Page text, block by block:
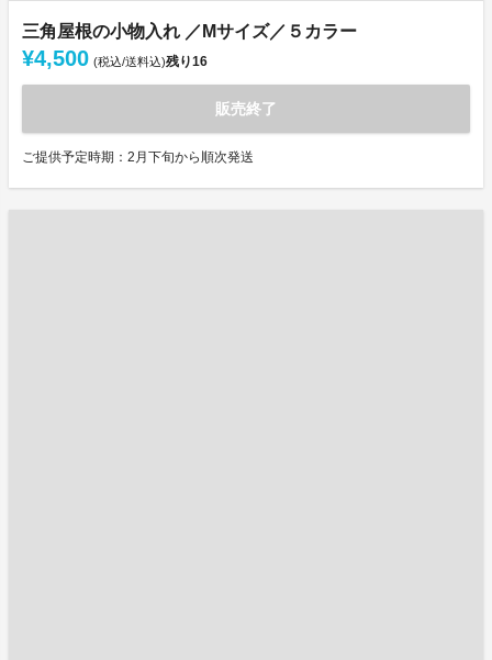
三角屋根の小物入れ ／Mサイズ／５カラー
¥4,500 (税込/送料込)残り16
販売終了
ご提供予定時期：2月下旬から順次発送